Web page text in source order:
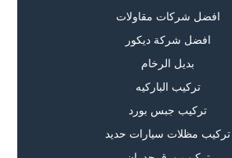
افضل شركات مقاولات
افضل شركة ديكور
بديل الرخام
تركيب الباركيه
تركيب جبس بورد
تركيب مظلات سيارات حديد